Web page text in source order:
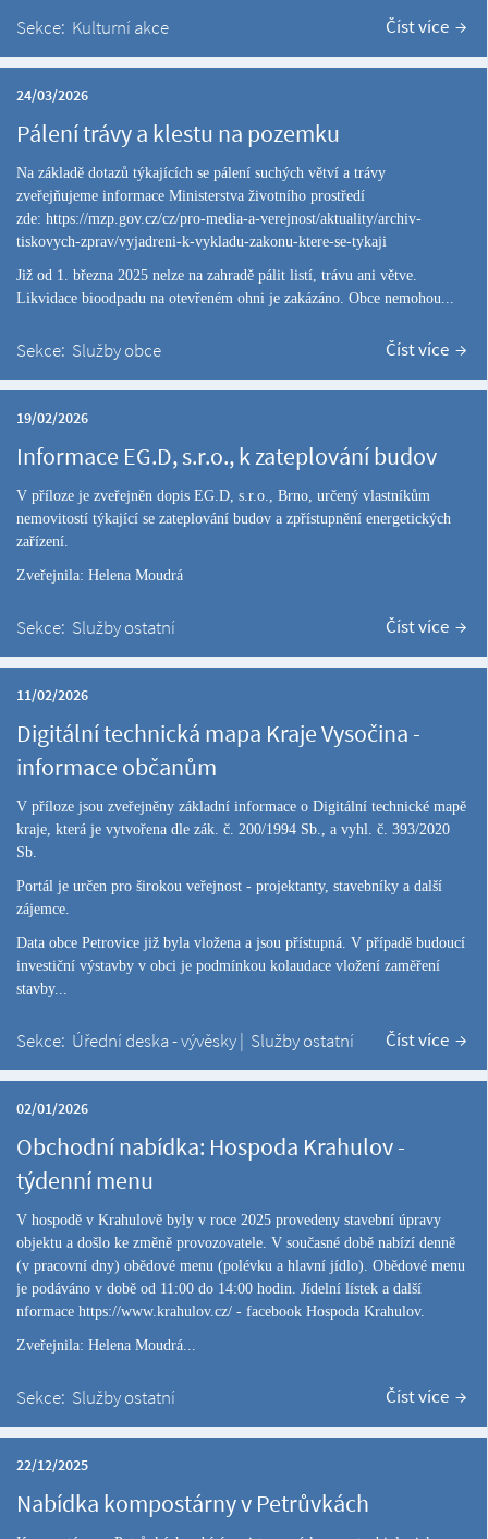
Sekce: Kulturní akce Číst více
24/03/2026
Pálení trávy a klestu na pozemku
Na základě dotazů týkajících se pálení suchých větví a trávy
zveřejňujeme informace Ministerstva životního prostředí
zde: https://mzp.gov.cz/cz/pro-media-a-verejnost/aktuality/archiv-
tiskovych-zprav/vyjadreni-k-vykladu-zakonu-ktere-se-tykaji
Již od 1. března 2025 nelze na zahradě pálit listí, trávu ani větve.
Likvidace bioodpadu na otevřeném ohni je zakázáno. Obce nemohou...
Sekce: Služby obce Číst více
19/02/2026
Informace EG.D, s.r.o., k zateplování budov
V příloze je zveřejněn dopis EG.D, s.r.o., Brno, určený vlastníkům
nemovitostí týkající se zateplování budov a zpřístupnění energetických
zařízení.
Zveřejnila: Helena Moudrá
Sekce: Služby ostatní Číst více
11/02/2026
Digitální technická mapa Kraje Vysočina -
informace občanům
V příloze jsou zveřejněny základní informace o Digitální technické mapě
kraje, která je vytvořena dle zák. č. 200/1994 Sb., a vyhl. č. 393/2020
Sb.
Portál je určen pro širokou veřejnost - projektanty, stavebníky a další
zájemce.
Data obce Petrovice již byla vložena a jsou přístupná. V případě budoucí
investiční výstavby v obci je podmínkou kolaudace vložení zaměření
stavby...
Sekce: Úřední deska - vývěsky| Služby ostatní Číst více
02/01/2026
Obchodní nabídka: Hospoda Krahulov -
týdenní menu
V hospodě v Krahulově byly v roce 2025 provedeny stavební úpravy
objektu a došlo ke změně provozovatele. V současné době nabízí denně
(v pracovní dny) obědové menu (polévku a hlavní jídlo). Obědové menu
je podáváno v době od 11:00 do 14:00 hodin. Jídelní lístek a další
nformace https://www.krahulov.cz/ - facebook Hospoda Krahulov.
Zveřejnila: Helena Moudrá...
Sekce: Služby ostatní Číst více
22/12/2025
Nabídka kompostárny v Petrůvkách